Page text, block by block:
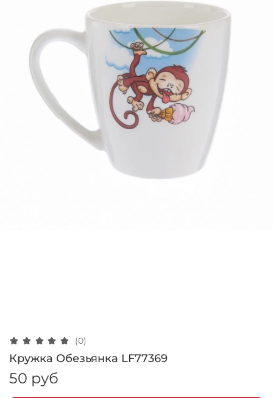
(0)
Кружка Обезьянка LF77369
50 руб